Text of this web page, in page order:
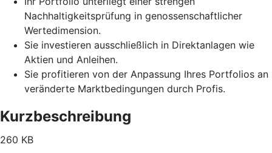
Nachhaltigkeitsprüfung in genossenschaftlicher
Wertedimension.
Sie investieren ausschließlich in Direktanlagen wie
Aktien und Anleihen.
Sie profitieren von der Anpassung Ihres Portfolios an
veränderte Marktbedingungen durch Profis.
Kurzbeschreibung
260 KB